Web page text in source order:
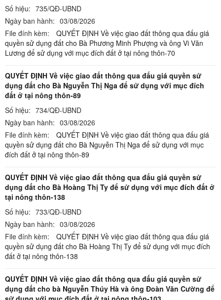
Số hiệu: 735/QĐ-UBND
Ngày ban hành: 03/08/2026
File đính kèm:
QUYẾT ĐỊNH Về việc giao đất thông qua đấu giá
quyền sử dụng đất cho Bà Phương Minh Phượng và ông Vi Văn
Lương để sử dụng với mục đích đất ở tại nông thôn-70
QUYẾT ĐỊNH Về việc giao đất thông qua đấu giá quyền sử
dụng đất cho Bà Nguyễn Thị Nga để sử dụng với mục đích
đất ở tại nông thôn-89
Số hiệu: 734/QĐ-UBND
Ngày ban hành: 03/08/2026
File đính kèm:
QUYẾT ĐỊNH Về việc giao đất thông qua đấu giá
quyền sử dụng đất cho Bà Nguyễn Thị Nga để sử dụng với mục
đích đất ở tại nông thôn-89
QUYẾT ĐỊNH Về việc giao đất thông qua đấu giá quyền sử
dụng đất cho Bà Hoàng Thị Ty để sử dụng với mục đích đất ở
tại nông thôn-138
Số hiệu: 733/QĐ-UBND
Ngày ban hành: 03/08/2026
File đính kèm:
QUYẾT ĐỊNH Về việc giao đất thông qua đấu giá
quyền sử dụng đất cho Bà Hoàng Thị Ty để sử dụng với mục đích
đất ở tại nông thôn-138
QUYẾT ĐỊNH Về việc giao đất thông qua đấu giá quyền sử
dụng đất cho bà Nguyễn Thúy Hà và ông Đoàn Văn Cường để